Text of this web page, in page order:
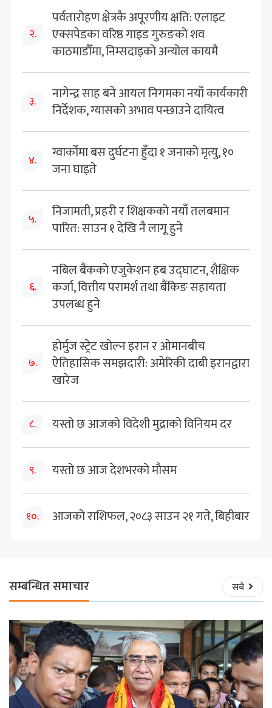
२.
पर्वतारोहण क्षेत्रकै अपूरणीय क्षति: एलाइट
एक्सपेडका वरिष्ठ गाइड गुरुङको शव
काठमाडौँमा, निम्सदाइको अन्योल कायमै
३.
नागेन्द्र साह बने आयल निगमका नयाँ कार्यकारी
निर्देशक, ग्यासको अभाव पन्छाउने दायित्व
४.
ग्वार्कोमा बस दुर्घटना हुँदा १ जनाको मृत्यु, १०
जना घाइते
५.
निजामती, प्रहरी र शिक्षकको नयाँ तलबमान
पारित: साउन १ देखि नै लागू हुने
६.
नबिल बैंकको एजुकेशन हब उद्घाटन, शैक्षिक
कर्जा, वित्तीय परामर्श तथा बैंकिङ सहायता
उपलब्ध हुने
७.
होर्मुज स्ट्रेट खोल्न इरान र ओमानबीच
ऐतिहासिक समझदारी: अमेरिकी दाबी इरानद्वारा
खारेज
८. यस्तो छ आजको विदेशी मुद्राको विनियम दर
९. यस्तो छ आज देशभरको मौसम
१०. आजको राशिफल, २०८३ साउन २१ गते, बिहीबार
सम्बन्धित समाचार सबै